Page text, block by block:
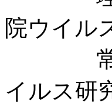
院ウイ
常務
イルス